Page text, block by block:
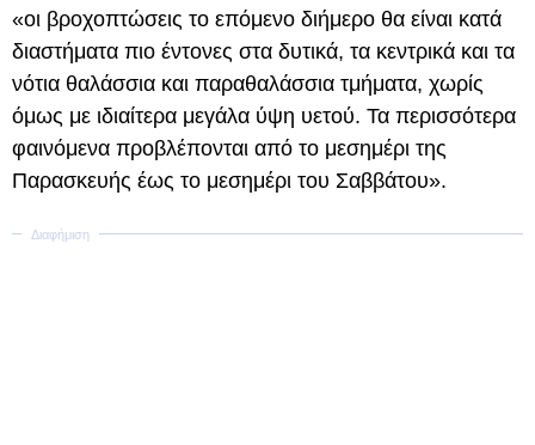
«οι βροχοπτώσεις το επόμενο διήμερο θα είναι κατά
διαστήματα πιο έντονες στα δυτικά, τα κεντρικά και τα
νότια θαλάσσια και παραθαλάσσια τμήματα, χωρίς
όμως με ιδιαίτερα μεγάλα ύψη υετού. Τα περισσότερα
φαινόμενα προβλέπονται από το μεσημέρι της
Παρασκευής έως το μεσημέρι του Σαββάτου».